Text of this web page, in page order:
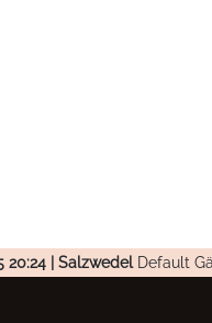
20:24 | Salzwedel Default